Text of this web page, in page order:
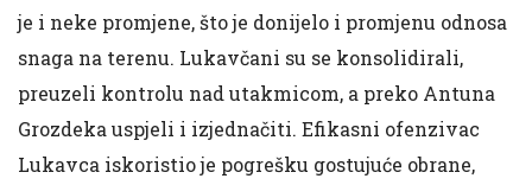
je i neke promjene, što je donijelo i promjenu odnosa
snaga na terenu. Lukavčani su se konsolidirali,
preuzeli kontrolu nad utakmicom, a preko Antuna
Grozdeka uspjeli i izjednačiti. Efikasni ofenzivac
Lukavca iskoristio je pogrešku gostujuće obrane,